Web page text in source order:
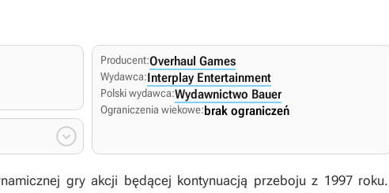

Producent:Overhaul Games
Wydawca:Interplay Entertainment
Polski wydawca:Wydawnictwo Bauer
Ograniczenia wiekowe:brak ograniczeń
gry akcji będącej kontynuacją przeboju z 1997 roku.